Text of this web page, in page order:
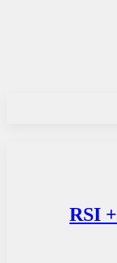
استراتژی ترید 1 دقیقه ای RSI +